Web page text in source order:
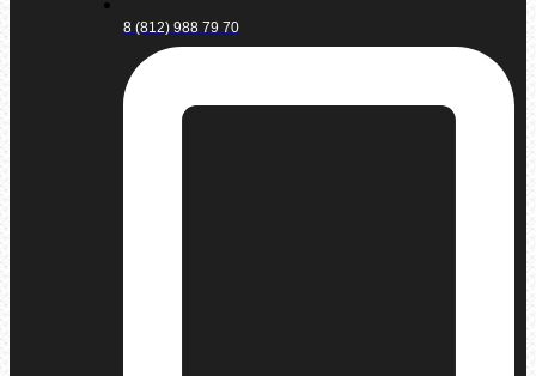
8 (812) 988 79 70